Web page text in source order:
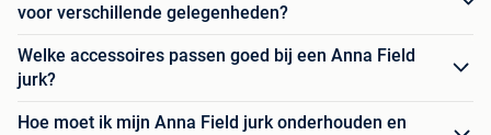
voor verschillende gelegenheden?
Welke accessoires passen goed bij een Anna Field
jurk?
Hoe moet ik mijn Anna Field jurk onderhouden en